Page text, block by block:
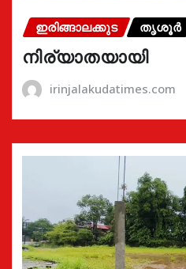
ഇരിങ്ങാലക്കുട തൃശൂർ
നിര്യാതയായി
irinjalakudatimes.com